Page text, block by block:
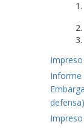
Informe
defensa)